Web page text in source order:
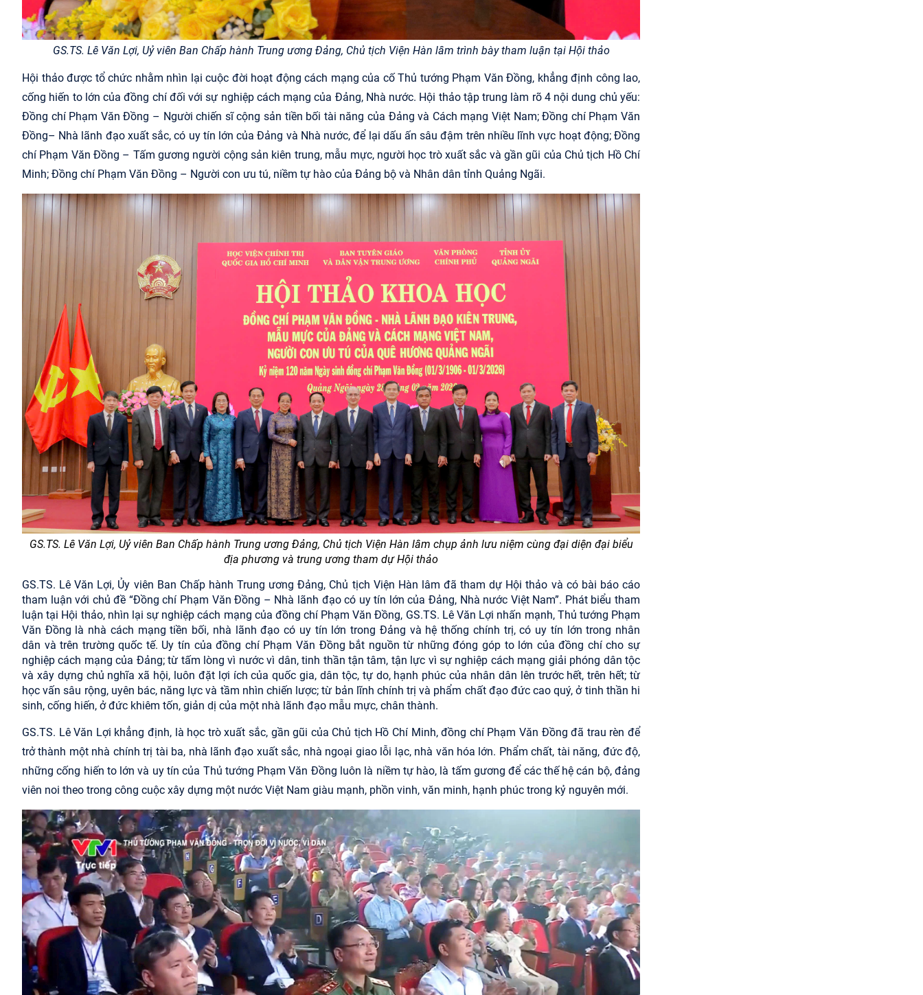
GS.TS. Lê Văn Lợi, Uỷ viên Ban Chấp hành Trung ương Đảng, Chủ tịch Viện Hàn lâm trình bày tham luận tại Hội thảo
Hội thảo được tổ chức nhằm nhìn lại cuộc đời hoạt động cách mạng của cố Thủ tướng Phạm Văn Đồng, khẳng định công lao,
cống hiến to lớn của đồng chí đối với sự nghiệp cách mạng của Đảng, Nhà nước. Hội thảo tập trung làm rõ 4 nội dung chủ yếu:
Đồng chí Phạm Văn Đồng – Người chiến sĩ cộng sản tiền bối tài năng của Đảng và Cách mạng Việt Nam; Đồng chí Phạm Văn
Đồng– Nhà lãnh đạo xuất sắc, có uy tín lớn của Đảng và Nhà nước, để lại dấu ấn sâu đậm trên nhiều lĩnh vực hoạt động; Đồng
chí Phạm Văn Đồng – Tấm gương người cộng sản kiên trung, mẫu mực, người học trò xuất sắc và gần gũi của Chủ tịch Hồ Chí
Minh; Đồng chí Phạm Văn Đồng – Người con ưu tú, niềm tự hào của Đảng bộ và Nhân dân tỉnh Quảng Ngãi.
GS.TS. Lê Văn Lợi, Uỷ viên Ban Chấp hành Trung ương Đảng, Chủ tịch Viện Hàn lâm chụp ảnh lưu niệm cùng đại diện đại biểu
địa phương và trung ương tham dự Hội thảo
GS.TS. Lê Văn Lợi, Ủy viên Ban Chấp hành Trung ương Đảng, Chủ tịch Viện Hàn lâm đã tham dự Hội thảo và có bài báo cáo
tham luận với chủ đề “Đồng chí Phạm Văn Đồng – Nhà lãnh đạo có uy tín lớn của Đảng, Nhà nước Việt Nam”. Phát biểu tham
luận tại Hội thảo, nhìn lại sự nghiệp cách mạng của đồng chí Phạm Văn Đồng, GS.TS. Lê Văn Lợi nhấn mạnh, Thủ tướng Phạm
Văn Đồng là nhà cách mạng tiền bối, nhà lãnh đạo có uy tín lớn trong Đảng và hệ thống chính trị, có uy tín lớn trong nhân
dân và trên trường quốc tế. Uy tín của đồng chí Phạm Văn Đồng bắt nguồn từ những đóng góp to lớn của đồng chí cho sự
nghiệp cách mạng của Đảng;từ tấm lòng vì nước vì dân, tinh thần tận tâm, tận lực vì sự nghiệp cách mạng giải phóng dân tộc
và xây dựng chủ nghĩa xã hội, luôn đặt lợi ích của quốc gia, dân tộc, tự do, hạnh phúc của nhân dân lên trước hết, trên hết; từ
học vấn sâu rộng, uyên bác, năng lực và tầm nhìn chiến lược; từ bản lĩnh chính trị và phẩm chất đạo đức cao quý, ở tinh thần hi
sinh, cống hiến, ở đức khiêm tốn, giản dị của một nhà lãnh đạo mẫu mực, chân thành.
GS.TS. Lê Văn Lợi khẳng định, là học trò xuất sắc, gần gũi của Chủ tịch Hồ Chí Minh, đồng chí Phạm Văn Đồng đã trau rèn để
trở thành một nhà chính trị tài ba, nhà lãnh đạo xuất sắc, nhà ngoại giao lỗi lạc, nhà văn hóa lớn. Phẩm chất, tài năng, đức độ,
những cống hiến to lớn và uy tín của Thủ tướng Phạm Văn Đồng luôn là niềm tự hào, là tấm gương để các thế hệ cán bộ,đảng
viên noi theo trong công cuộc xây dựng một nước Việt Nam giàu mạnh, phồn vinh, văn minh, hạnh phúc trong kỷ nguyên mới.